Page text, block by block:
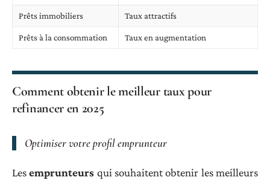
Prêts immobiliers Taux attractifs
Prêts à la consommation Taux en augmentation
Comment obtenir le meilleur taux pour
refinancer en 2025
Optimiser votre profil emprunteur
Lesemprunteurs qui souhaitent obtenir les meilleurs